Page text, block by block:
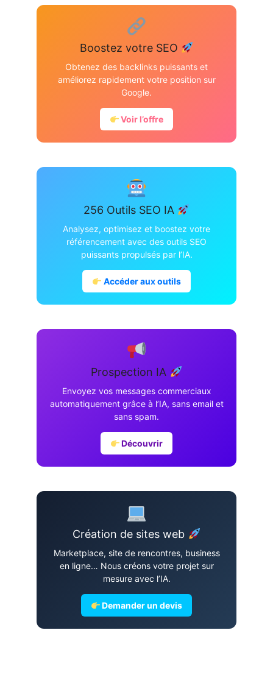
Boostez votre SEO
Obtenez des backlinks puissants et
améliorez rapidement votre position sur
Google.
Voir l’offre
256 Outils SEO IA
Analysez, optimisez et boostez votre
référencement avec des outils SEO
puissants propulsés par l’IA.
Accéder aux outils
Prospection IA
Envoyez vos messages commerciaux
automatiquement grâce à l’IA, sans email et
sans spam.
Découvrir
Création de sites web
Marketplace, site de rencontres, business
en ligne… Nous créons votre projet sur
mesure avec l’IA.
Demander un devis